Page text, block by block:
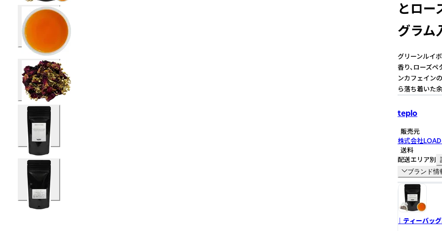
とロー
グラム
グリーンルイ
香り、ローズ
ンカフェイン
ら落ち着いた
teplo
販売元
株式会社
送料
配送エリア別
ブランド情
｜ ティーバッ